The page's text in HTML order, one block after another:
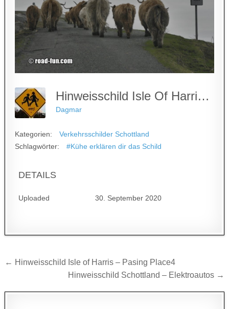
Hinweisschild Isle Of Harris - Pasing Place5
Dagmar
Kategorien:
Verkehrsschilder Schottland
Schlagwörter:
#Kühe erklären dir das Schild
DETAILS
Uploaded 30. September 2020
Beitragsnavigation
← Hinweisschild Isle of Harris – Pasing Place4
Hinweisschild Schottland – Elektroautos →